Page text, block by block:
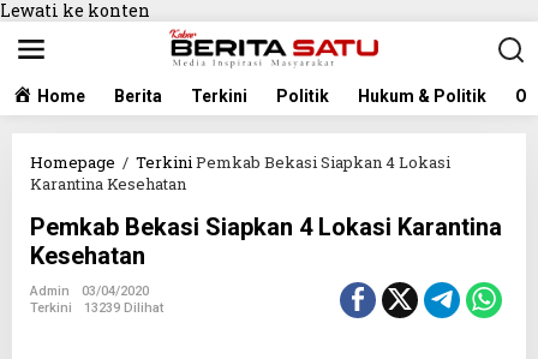
Lewati ke konten
Home Berita Terkini Politik Hukum & Politik
Homepage / TerkiniPemkab Bekasi Siapkan 4 Lokasi
Karantina Kesehatan
Pemkab Bekasi Siapkan 4 Lokasi Karantina
Kesehatan
Admin
03/04/2020
Terkini
13239 Dilihat